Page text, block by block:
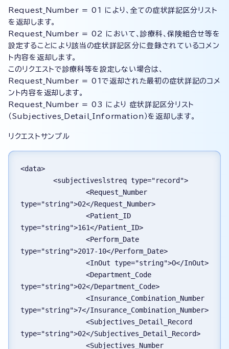
Request_Number = 01 により、全ての症状詳記区分リスト
を返却します。
Request_Number = 02 において、診療科、保険組合せ等を
設定することにより該当の症状詳記区分に登録されているコメン
ト内容を返却します。
このリクエストで診療科等を設定しない場合は、
Request_Number = 01で返却された最初の症状詳記のコメ
ント内容を返却します。
Request_Number = 03 により 症状詳記区分リスト
（Subjectives_Detail_Information）を返却します。
リクエストサンプル
<data>
        <subjectiveslstreq type="record">
type="string">02</Request_Number>
type="string">161</Patient_ID>
type="string">2017-10</Perform_Date>
                <InOut type="string">O</InOut>
type="string">02</Department_Code>
type="string">7</Insurance_Combination_Number>
type="string">02</Subjectives_Detail_Record>